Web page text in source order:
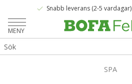
Meny
done Snabb leverans (2-5 vardagar)
SPA